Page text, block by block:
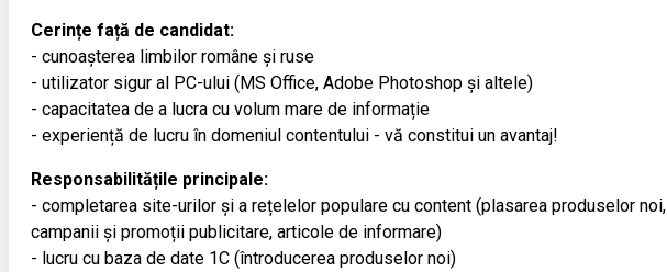
Cerințe față de candidat:
- cunoașterea limbilor române și ruse
- utilizator sigur al PC-ului (MS Office, Adobe Photoshop și altele)
- capacitatea de a lucra cu volum mare de informație
- experiență de lucru în domeniul contentului - vă constitui un avantaj!
Responsabilitățile principale:
- completarea site-urilor și a rețelelor populare cu content (plasarea produselor noi,
campanii și promoții publicitare, articole de informare)
- lucru cu baza de date 1С (întroducerea produselor noi)